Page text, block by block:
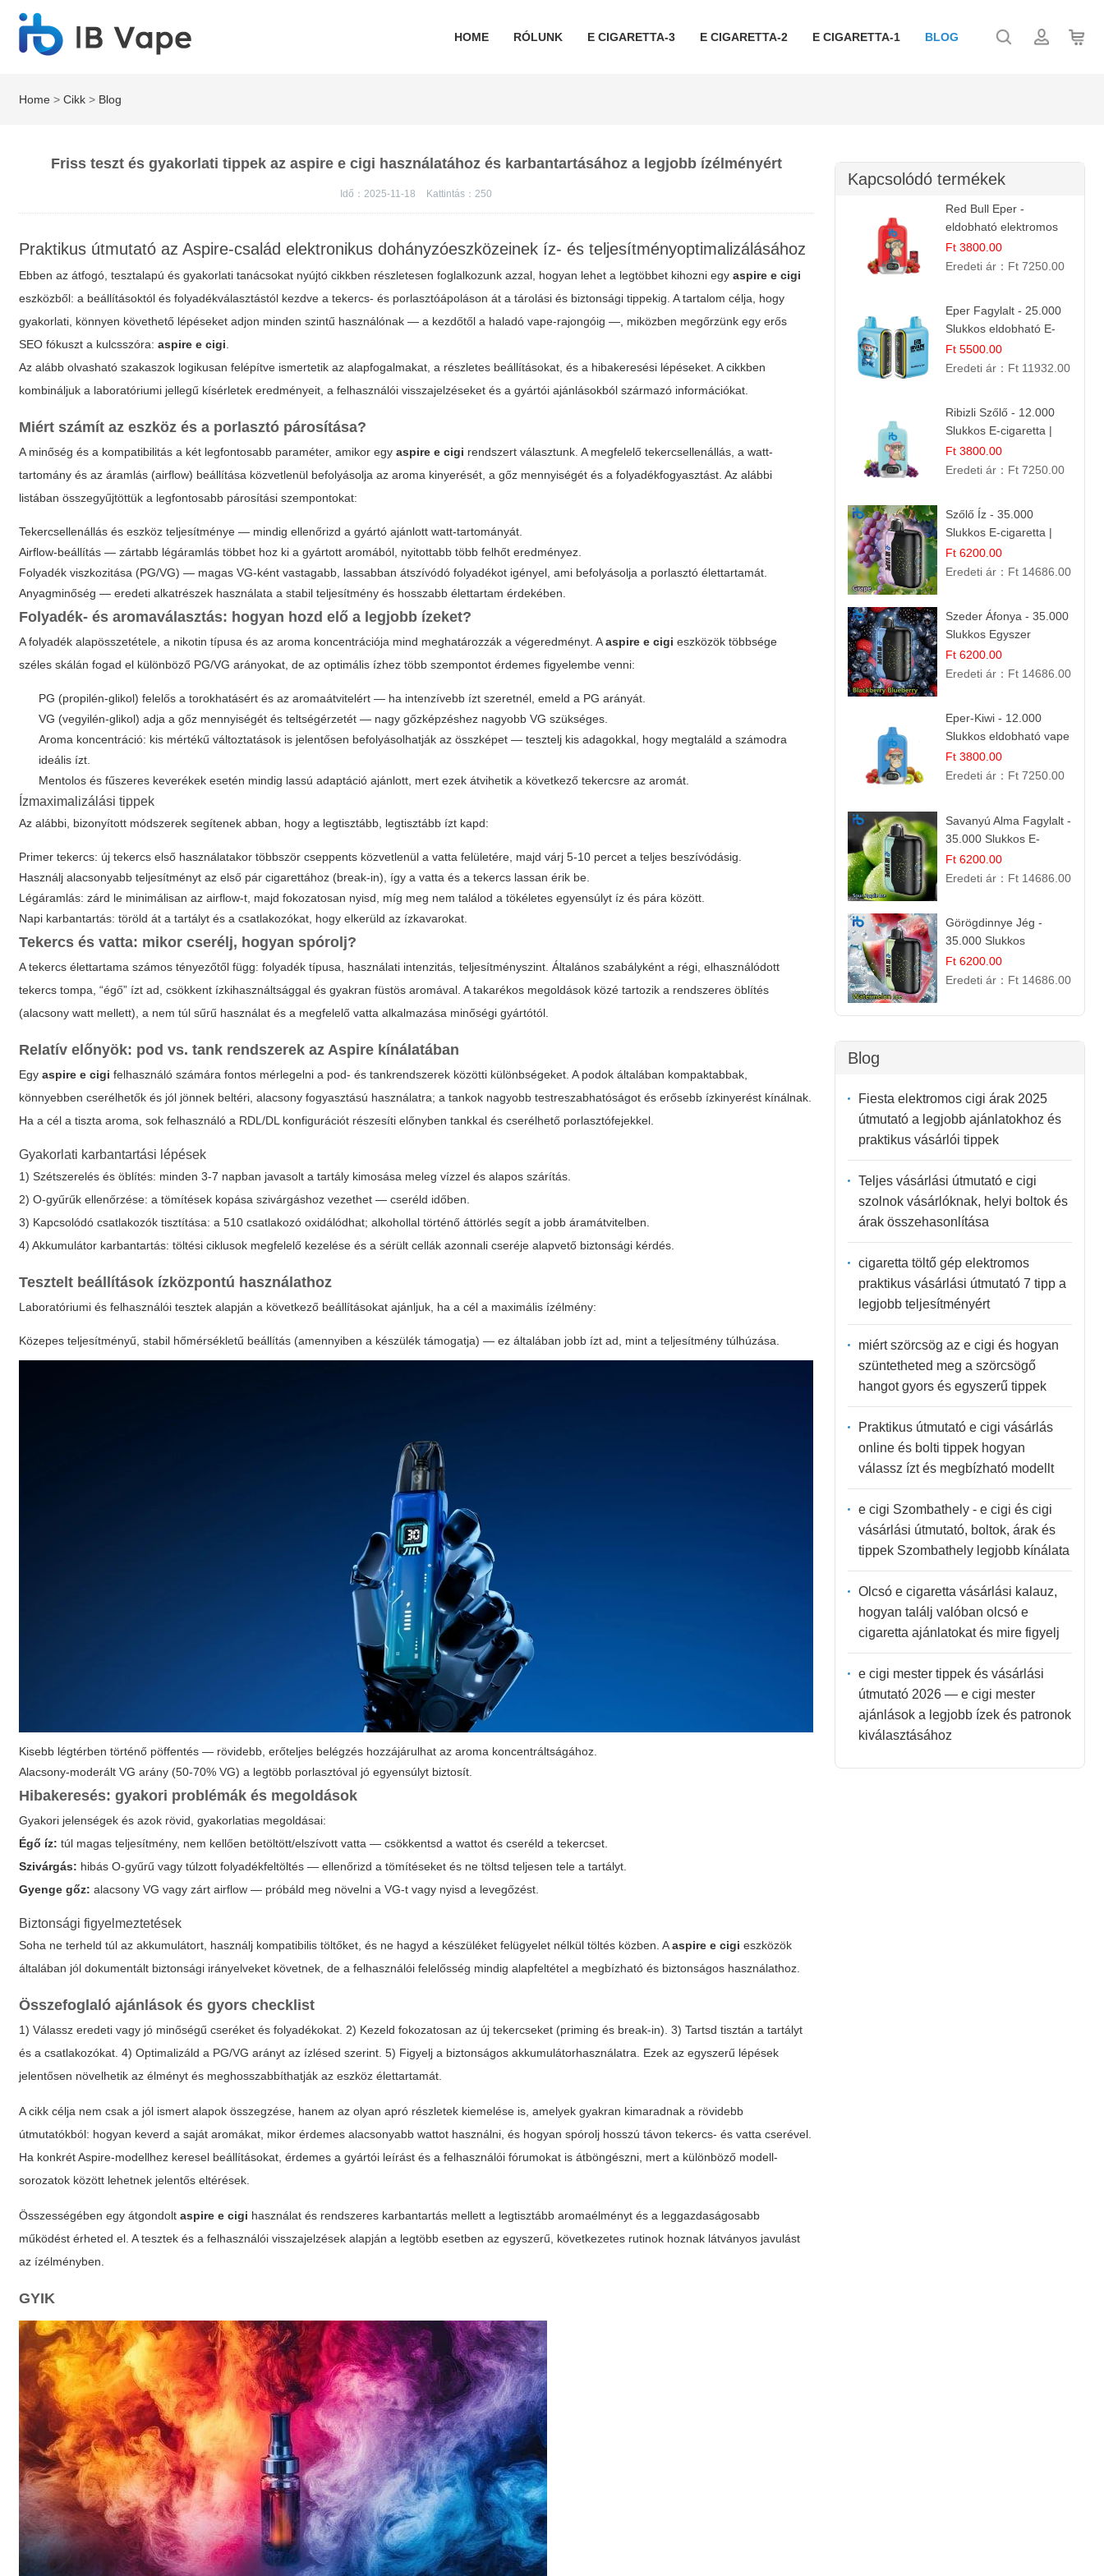
HOME RÓLUNK E CIGARETTA-3 E CIGARETTA-2 E CIGARETTA-1 BLOG
Home >Cikk > Blog
Friss teszt és gyakorlati tippek az aspire e cigi használatához és karbantartásához a legjobb ízélményért
Idő：2025-11-18 Kattintás：250
Praktikus útmutató az Aspire-család elektronikus dohányzóeszközeinek íz- és teljesítményoptimalizálásához
Ebben az átfogó, tesztalapú és gyakorlati tanácsokat nyújtó cikkben részletesen foglalkozunk azzal, hogyan lehet a legtöbbet kihozni egyaspire e cigi
eszközből: a beállításoktól és folyadékválasztástól kezdve a tekercs- és porlasztóápoláson át a tárolási és biztonsági tippekig. A tartalom célja, hogy
gyakorlati, könnyen követhető lépéseket adjon minden szintű használónak — a kezdőtől a haladó vape-rajongóig —, miközben megőrzünk egy erős
SEO fókuszt a kulcsszóra:aspire e cigi
Az alább olvasható szakaszok logikusan felépítve ismertetik az alapfogalmakat, a részletes beállításokat, és a hibakeresési lépéseket. A cikkben
kombináljuk a laboratóriumi jellegű kísérletek eredményeit, a felhasználói visszajelzéseket és a gyártói ajánlásokból származó információkat.
Miért számít az eszköz és a porlasztó párosítása?
A minőség és a kompatibilitás a két legfontosabb paraméter, amikor egyaspire e cigi rendszert választunk. A megfelelő tekercsellenállás, a watt-
tartomány és az áramlás (airflow) beállítása közvetlenül befolyásolja az aroma kinyerését, a gőz mennyiségét és a folyadékfogyasztást. Az alábbi
listában összegyűjtöttük a legfontosabb párosítási szempontokat:
Tekercsellenállás és eszköz teljesítménye — mindig ellenőrizd a gyártó ajánlott watt-tartományát.
Airflow-beállítás — zártabb légáramlás többet hoz ki a gyártott aromából, nyitottabb több felhőt eredményez.
Folyadék viszkozitása (PG/VG) — magas VG-ként vastagabb, lassabban átszívódó folyadékot igényel, ami befolyásolja a porlasztó élettartamát.
Anyagminőség — eredeti alkatrészek használata a stabil teljesítmény és hosszabb élettartam érdekében.
Folyadék- és aromaválasztás: hogyan hozd elő a legjobb ízeket?
A folyadék alapösszetétele, a nikotin típusa és az aroma koncentrációja mind meghatározzák a végeredményt. Aaspire e cigi eszközök többsége
széles skálán fogad el különböző PG/VG arányokat, de az optimális ízhez több szempontot érdemes figyelembe venni:
PG (propilén-glikol) felelős a torokhatásért és az aromaátvitelért — ha intenzívebb ízt szeretnél, emeld a PG arányát.
VG (vegyilén-glikol) adja a gőz mennyiségét és teltségérzetét — nagy gőzképzéshez nagyobb VG szükséges.
Aroma koncentráció: kis mértékű változtatások is jelentősen befolyásolhatják az összképet — tesztelj kis adagokkal, hogy megtaláld a számodra
ideális ízt.
Mentolos és fűszeres keverékek esetén mindig lassú adaptáció ajánlott, mert ezek átvihetik a következő tekercsre az aromát.
Ízmaximalizálási tippek
Az alábbi, bizonyított módszerek segítenek abban, hogy a legtisztább, legtisztább ízt kapd:
Primer tekercs: új tekercs első használatakor többször cseppents közvetlenül a vatta felületére, majd várj 5-10 percet a teljes beszívódásig.
Használj alacsonyabb teljesítményt az első pár cigarettához (break-in), így a vatta és a tekercs lassan érik be.
Légáramlás: zárd le minimálisan az airflow-t, majd fokozatosan nyisd, míg meg nem találod a tökéletes egyensúlyt íz és pára között.
Napi karbantartás: töröld át a tartályt és a csatlakozókat, hogy elkerüld az ízkavarokat.
Tekercs és vatta: mikor cserélj, hogyan spórolj?
A tekercs élettartama számos tényezőtől függ: folyadék típusa, használati intenzitás, teljesítményszint. Általános szabályként a régi, elhasználódott
tekercs tompa, “égő” ízt ad, csökkent ízkihasználtsággal és gyakran füstös aromával. A takarékos megoldások közé tartozik a rendszeres öblítés
(alacsony watt mellett), a nem túl sűrű használat és a megfelelő vatta alkalmazása minőségi gyártótól.
Relatív előnyök: pod vs. tank rendszerek az Aspire kínálatában
Egyaspire e cigi felhasználó számára fontos mérlegelni a pod- és tankrendszerek közötti különbségeket. A podok általában kompaktabbak,
könnyebben cserélhetők és jól jönnek beltéri, alacsony fogyasztású használatra; a tankok nagyobb testreszabhatóságot és erősebb ízkinyerést kínálnak.
Ha a cél a tiszta aroma, sok felhasználó a RDL/DL konfigurációt részesíti előnyben tankkal és cserélhető porlasztófejekkel.
Gyakorlati karbantartási lépések
1) Szétszerelés és öblítés: minden 3-7 napban javasolt a tartály kimosása meleg vízzel és alapos szárítás.
2) O-gyűrűk ellenőrzése: a tömítések kopása szivárgáshoz vezethet — cseréld időben.
3) Kapcsolódó csatlakozók tisztítása: a 510 csatlakozó oxidálódhat; alkohollal történő áttörlés segít a jobb áramátvitelben.
4) Akkumulátor karbantartás: töltési ciklusok megfelelő kezelése és a sérült cellák azonnali cseréje alapvető biztonsági kérdés.
Tesztelt beállítások ízközpontú használathoz
Laboratóriumi és felhasználói tesztek alapján a következő beállításokat ajánljuk, ha a cél a maximális ízélmény:
Közepes teljesítményű, stabil hőmérsékletű beállítás (amennyiben a készülék támogatja) — ez általában jobb ízt ad, mint a teljesítmény túlhúzása.
Kisebb légtérben történő pöffentés — rövidebb, erőteljes belégzés hozzájárulhat az aroma koncentráltságához.
Alacsony-moderált VG arány (50-70% VG) a legtöbb porlasztóval jó egyensúlyt biztosít.
Hibakeresés: gyakori problémák és megoldások
Gyakori jelenségek és azok rövid, gyakorlatias megoldásai:
Égő íz: túl magas teljesítmény, nem kellően betöltött/elszívott vatta — csökkentsd a wattot és cseréld a tekercset.
Szivárgás: hibás O-gyűrű vagy túlzott folyadékfeltöltés — ellenőrizd a tömítéseket és ne töltsd teljesen tele a tartályt.
Gyenge gőz: alacsony VG vagy zárt airflow — próbáld meg növelni a VG-t vagy nyisd a levegőzést.
Biztonsági figyelmeztetések
Soha ne terheld túl az akkumulátort, használj kompatibilis töltőket, és ne hagyd a készüléket felügyelet nélkül töltés közben. Aaspire e cigi eszközök
általában jól dokumentált biztonsági irányelveket követnek, de a felhasználói felelősség mindig alapfeltétel a megbízható és biztonságos használathoz.
Összefoglaló ajánlások és gyors checklist
1) Válassz eredeti vagy jó minőségű cseréket és folyadékokat. 2) Kezeld fokozatosan az új tekercseket (priming és break-in). 3) Tartsd tisztán a tartályt
és a csatlakozókat. 4) Optimalizáld a PG/VG arányt az ízlésed szerint. 5) Figyelj a biztonságos akkumulátorhasználatra. Ezek az egyszerű lépések
jelentősen növelhetik az élményt és meghosszabbíthatják az eszköz élettartamát.
A cikk célja nem csak a jól ismert alapok összegzése, hanem az olyan apró részletek kiemelése is, amelyek gyakran kimaradnak a rövidebb
útmutatókból: hogyan keverd a saját aromákat, mikor érdemes alacsonyabb wattot használni, és hogyan spórolj hosszú távon tekercs- és vatta cserével.
Ha konkrét Aspire-modellhez keresel beállításokat, érdemes a gyártói leírást és a felhasználói fórumokat is átböngészni, mert a különböző modell-
sorozatok között lehetnek jelentős eltérések.
Összességében egy átgondoltaspire e cigi használat és rendszeres karbantartás mellett a legtisztább aromaélményt és a leggazdaságosabb
működést érheted el. A tesztek és a felhasználói visszajelzések alapján a legtöbb esetben az egyszerű, következetes rutinok hoznak látványos javulást
az ízélményben.
GYIK
Kapcsolódó termékek
Red Bull Eper -
eldobható elektromos
cigi | Energizáló
Gyümölcs Íz
Ft 3800.00
Eredeti ár： Ft 7250.00
Eper Fagylalt - 25.000
Slukkos eldobható E-
cigaretta | Édes
Desszert Íz
Ft 5500.00
Eredeti ár： Ft 11932.00
Ribizli Szőlő - 12.000
Slukkos E-cigaretta |
Kifinomult Gyümölcs Íz
Ft 3800.00
Eredeti ár： Ft 7250.00
Szőlő Íz - 35.000
Slukkos E-cigaretta |
Friss Gyümölcs Aroma
Ft 6200.00
Eredeti ár： Ft 14686.00
Szeder Áfonya - 35.000
Slukkos Egyszer
Használatos E-cigaretta
| Prémium Ízélmény
Ft 6200.00
Eredeti ár： Ft 14686.00
Eper-Kiwi - 12.000
Slukkos eldobható vape
| Friss Gyümölcs
Kombináció
Ft 3800.00
Eredeti ár： Ft 7250.00
Savanyú Alma Fagylalt -
35.000 Slukkos E-
cigaretta | IBVape Bar
Ft 6200.00
Eredeti ár： Ft 14686.00
Görögdinnye Jég -
35.000 Slukkos
eldobható vape |
IBVape Bar Frissítő
Ft 6200.00
Eredeti ár： Ft 14686.00
Blog
Fiesta elektromos cigi árak 2025
útmutató a legjobb ajánlatokhoz és
praktikus vásárlói tippek
Teljes vásárlási útmutató e cigi
szolnok vásárlóknak, helyi boltok és
árak összehasonlítása
cigaretta töltő gép elektromos
praktikus vásárlási útmutató 7 tipp a
legjobb teljesítményért
miért szörcsög az e cigi és hogyan
szüntetheted meg a szörcsögő
hangot gyors és egyszerű tippek
Praktikus útmutató e cigi vásárlás
online és bolti tippek hogyan
válassz ízt és megbízható modellt
e cigi Szombathely - e cigi és cigi
vásárlási útmutató, boltok, árak és
tippek Szombathely legjobb kínálata
Olcsó e cigaretta vásárlási kalauz,
hogyan találj valóban olcsó e
cigaretta ajánlatokat és mire figyelj
e cigi mester tippek és vásárlási
útmutató 2026 — e cigi mester
ajánlások a legjobb ízek és patronok
kiválasztásához